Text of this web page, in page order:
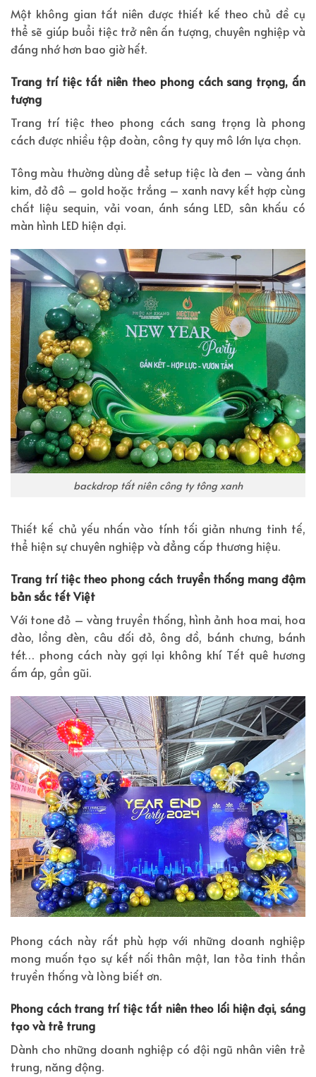
Một không gian tất niên được thiết kế theo chủ đề cụ
thể sẽ giúp buổi tiệc trở nên ấn tượng, chuyên nghiệp và
đáng nhớ hơn bao giờ hết.
Trang trí tiệc tất niên theo phong cách sang trọng, ấn
tượng
Trang trí tiệc theo phong cách sang trọng là phong
cách được nhiều tập đoàn, công ty quy mô lớn lựa chọn.
Tông màu thường dùng để setup tiệc là đen – vàng ánh
kim, đỏ đô – gold hoặc trắng – xanh navy kết hợp cùng
chất liệu sequin, vải voan, ánh sáng LED, sân khấu có
màn hình LED hiện đại.
backdrop tất niên công ty tông xanh
Thiết kế chủ yếu nhấn vào tính tối giản nhưng tinh tế,
thể hiện sự chuyên nghiệp và đẳng cấp thương hiệu.
Trang trí tiệc theo phong cách truyền thống mang đậm
bản sắc tết Việt
Với tone đỏ – vàng truyền thống, hình ảnh hoa mai, hoa
đào, lồng đèn, câu đối đỏ, ông đồ, bánh chưng, bánh
tét… phong cách này gợi lại không khí Tết quê hương
ấm áp, gần gũi.
Phong cách này rất phù hợp với những doanh nghiệp
mong muốn tạo sự kết nối thân mật, lan tỏa tinh thần
truyền thống và lòng biết ơn.
Phong cách trang trí tiệc tất niên theo lối hiện đại, sáng
tạo và trẻ trung
Dành cho những doanh nghiệp có đội ngũ nhân viên trẻ
trung, năng động.